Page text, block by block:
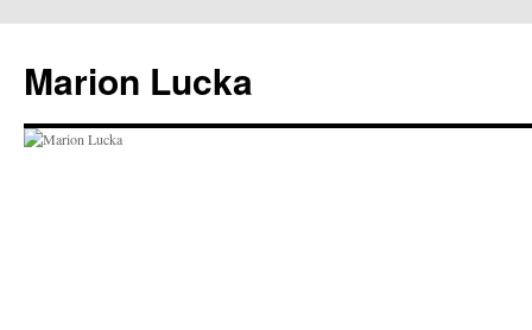
Marion Lucka